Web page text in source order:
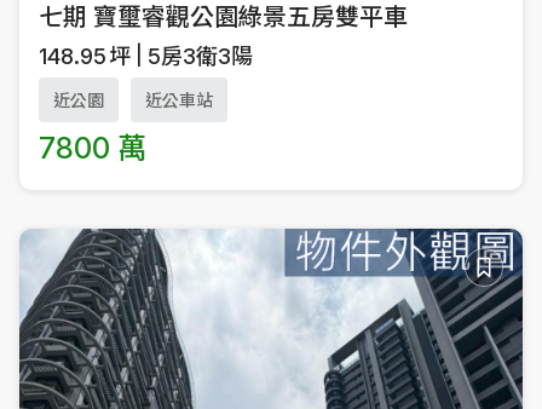
七期 寶璽睿觀公園綠景五房雙平車
148.95坪 5房3衛3陽
近公園 近公車站
7800 萬